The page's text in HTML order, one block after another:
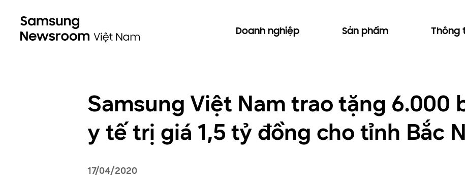
Doanh nghiệp Sản phẩm Thông
Samsung Việt Nam trao tặng 6.000
y tế trị giá 1,5 tỷ đồng cho tỉnh Bắc
17/04/2020